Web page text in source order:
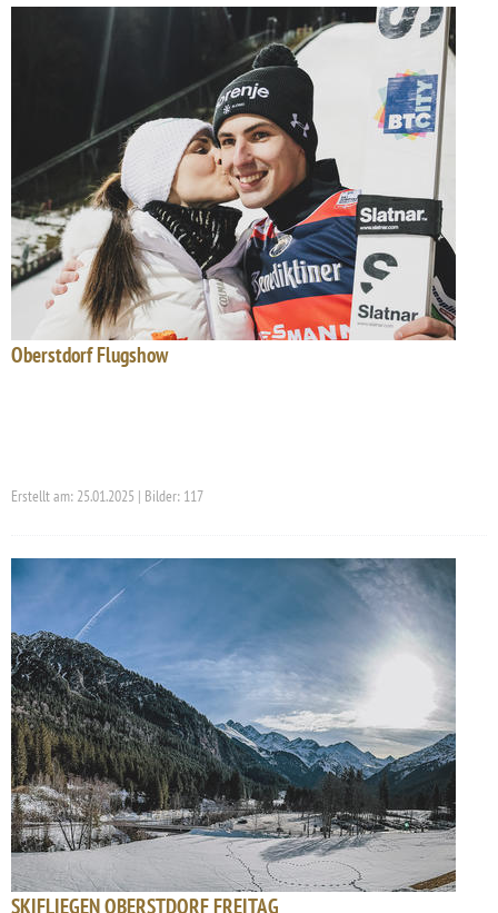
Oberstdorf Flugshow
Erstellt am: 25.01.2025 | Bilder: 117
SKIFLIEGEN OBERSTDORF FREITAG